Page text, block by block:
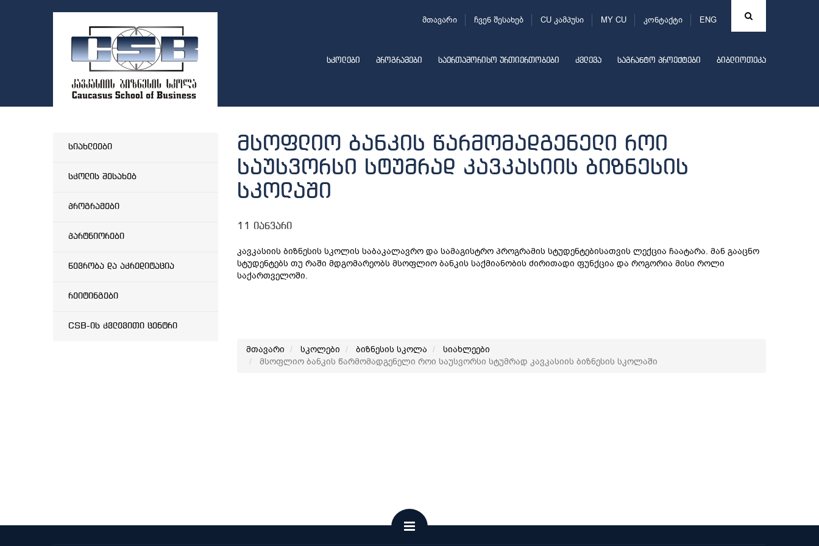
ENG
მთავარი ჩვენ შესახებ CU კამპუსი MY CU კონტაქტი
სკოლები პროგრამები საერთაშორისო ურთიერთობები კვლევა საგრანტო პროექტები ბიბლიოთეკა
სიახლეები
სკოლის შესახებ
პროგრამები
პარტნიორები
წევრობა და აკრედიტაცია
რეიტინგები
CSB-ის კვლევითი ცენტრი
მსოფლიო ბანკის წარმომადგენელი როი
საუსვორსი სტუმრად კავკასიის ბიზნესის
სკოლაში
11 იანვარი
კავკასიის ბიზნესის სკოლის საბაკალავრო და სამაგისტრო პროგრამის სტუდენტებისათვის ლექცია ჩაატარა. მან გააცნო
სტუდენტებს თუ რაში მდგომარეობს მსოფლიო ბანკის საქმიანობის ძირითადი ფუნქცია და როგორია მისი როლი
საქართველოში.
მთავარი სკოლები ბიზნესის სკოლა
სიახლეები
მსოფლიო ბანკის წარმომადგენელი როი საუსვორსი სტუმრად კავკასიის ბიზნესის სკოლაში